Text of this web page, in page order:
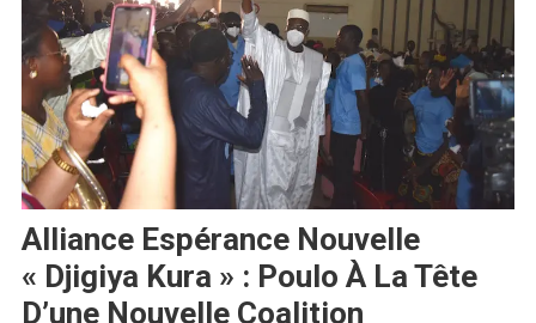
Alliance Espérance Nouvelle
« Djigiya Kura » : Poulo À La Tête
D’une Nouvelle Coalition